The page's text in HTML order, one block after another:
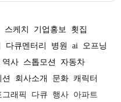
스케치 기업홍보
횟집
다큐멘터리 병원 ai
오프닝
역사 스톱모션
자동차
션 회사소개 문화 캐릭터
그래픽 다큐 행사 아파트